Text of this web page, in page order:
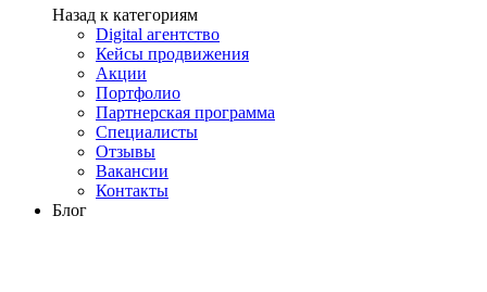
Назад к категориям
Digital агентство
Кейсы продвижения
Акции
Портфолио
Партнерская программа
Специалисты
Отзывы
Вакансии
Контакты
Блог